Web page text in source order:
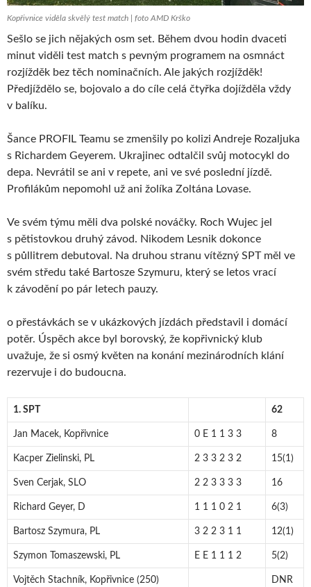
Kopřivnice viděla skvělý test match | foto AMD Krško
Sešlo se jich nějakých osm set. Během dvou hodin dvaceti
minut viděli test match s pevným programem na osmnáct
rozjížděk bez těch nominačních. Ale jakých rozjížděk!
Předjíždělo se, bojovalo a do cíle celá čtyřka dojížděla vždy
v balíku.
Šance PROFIL Teamu se zmenšily po kolizi Andreje Rozaljuka
s Richardem Geyerem. Ukrajinec odtalčil svůj motocykl do
depa. Nevrátil se ani v repete, ani ve své poslední jízdě.
Profilákům nepomohl už ani žolíka Zoltána Lovase.
Ve svém týmu měli dva polské nováčky. Roch Wujec jel
s pětistovkou druhý závod. Nikodem Lesnik dokonce
s půllitrem debutoval. Na druhou stranu vítězný SPT měl ve
svém středu také Bartosze Szymuru, který se letos vrací
k závodění po pár letech pauzy.
o přestávkách se v ukázkových jízdách představil i domácí
potěr. Úspěch akce byl borovský, že kopřivnický klub
uvažuje, že si osmý květen na konání mezinárodních klání
rezervuje i do budoucna.
1. SPT 62
Jan Macek, Kopřivnice 0 E 1 1 3 3 8
Kacper Zielinski, PL 2 3 3 2 3 2 15(1)
Sven Cerjak, SLO 2 2 3 3 3 3 16
Richard Geyer, D 1 1 1 0 2 1 6(3)
Bartosz Szymura, PL 3 2 2 3 1 1 12(1)
Szymon Tomaszewski, PL E E 1 1 1 2 5(2)
Vojtěch Stachník, Kopřivnice (250) DNR